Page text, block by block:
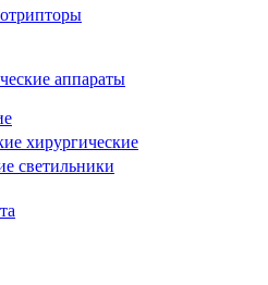
аппараты
хирургические
светильники